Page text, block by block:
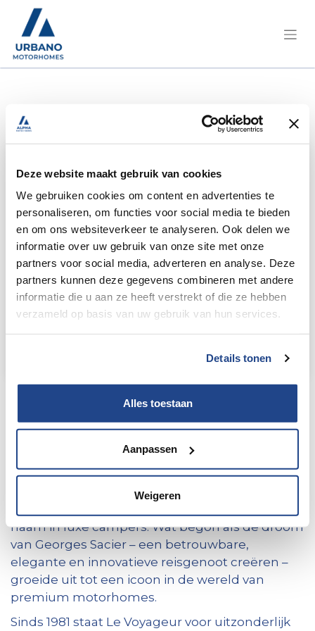
Deze website maakt gebruik van cookies
We gebruiken cookies om content en advertenties te
personaliseren, om functies voor social media te bieden
en om ons websiteverkeer te analyseren. Ook delen we
informatie over uw gebruik van onze site met onze
partners voor social media, adverteren en analyse. Deze
partners kunnen deze gegevens combineren met andere
informatie die u aan ze heeft verstrekt of die ze hebben
verzameld op basis van uw gebruik van hun services.
Details tonen
Alles toestaan
Aanpassen
Weigeren
Le Voyageur 45 Ans
45 jaar Franse innovatie en
vakmanschap
naam in luxe campers. Wat begon als de droom
van Georges Sacier – een betrouwbare,
elegante en innovatieve reisgenoot creëren –
groeide uit tot een icoon in de wereld van
premium motorhomes.
Sinds 1981 staat Le Voyageur voor uitzonderlijk